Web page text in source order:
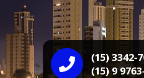
(15) 3342-
(15) 9